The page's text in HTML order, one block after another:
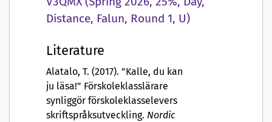
Distance, Falun, Round 1, U)
Literature
Alatalo, T. (2017). ”Kalle, du kan
ju läsa!” Förskoleklasslärare
synliggör förskoleklasselevers
skriftspråksutveckling. Nordic